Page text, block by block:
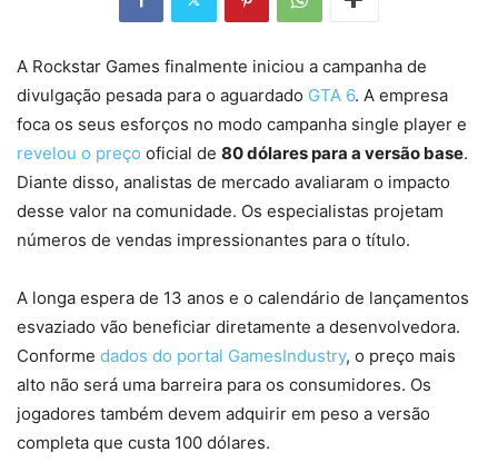
A Rockstar Games finalmente iniciou a campanha de
divulgação pesada para o aguardado GTA 6. A empresa
foca os seus esforços no modo campanha single player e
revelou o preço oficial de 80 dólares para a versão base.
Diante disso, analistas de mercado avaliaram o impacto
desse valor na comunidade. Os especialistas projetam
números de vendas impressionantes para o título.
A longa espera de 13 anos e o calendário de lançamentos
esvaziado vão beneficiar diretamente a desenvolvedora.
Conforme dados do portal GamesIndustry, o preço mais
alto não será uma barreira para os consumidores. Os
jogadores também devem adquirir em peso a versão
completa que custa 100 dólares.